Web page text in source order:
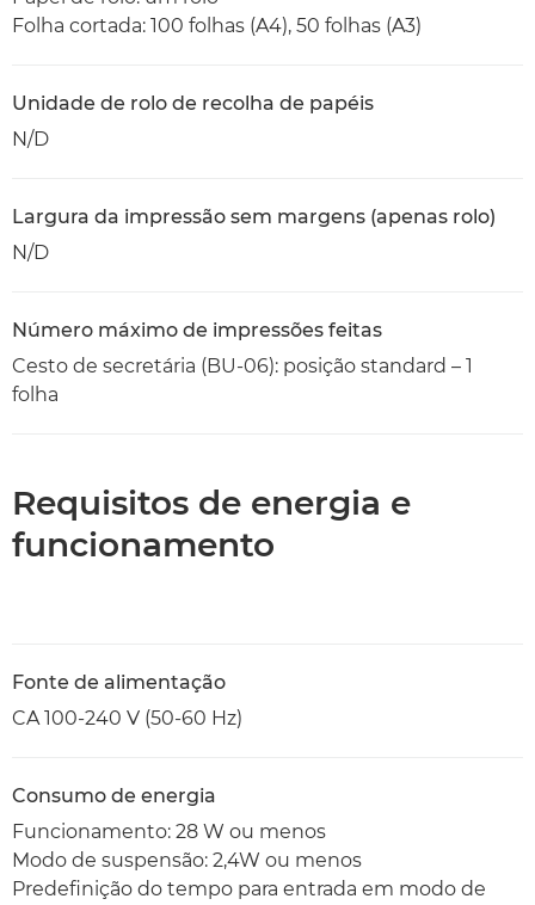
Folha cortada: 100 folhas (A4), 50 folhas (A3)
Unidade de rolo de recolha de papéis
N/D
Largura da impressão sem margens (apenas rolo)
N/D
Número máximo de impressões feitas
Cesto de secretária (BU-06): posição standard – 1
folha
Requisitos de energia e
funcionamento
Fonte de alimentação
CA 100-240 V (50-60 Hz)
Consumo de energia
Funcionamento: 28 W ou menos
Modo de suspensão: 2,4W ou menos
Predefinição do tempo para entrada em modo de